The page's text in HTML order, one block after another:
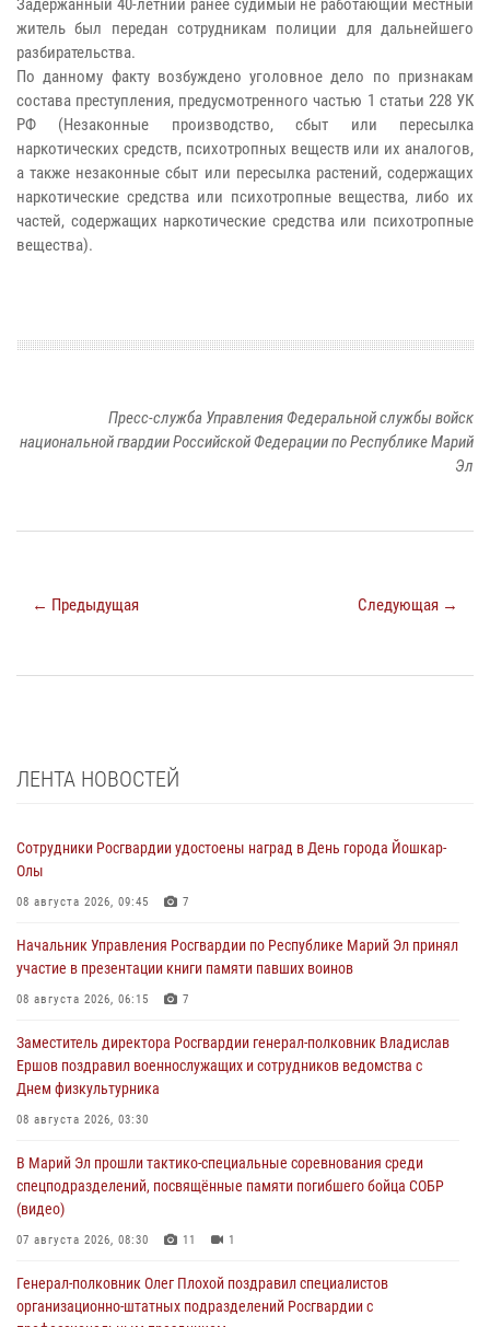
Задержанный 40-летний ранее судимый не работающий местный
житель был передан сотрудникам полиции для дальнейшего
разбирательства.
По данному факту возбуждено уголовное дело по признакам
состава преступления, предусмотренного частью 1 статьи 228 УК
РФ (Незаконные производство, сбыт или пересылка
наркотических средств, психотропных веществ или их аналогов,
а также незаконные сбыт или пересылка растений, содержащих
наркотические средства или психотропные вещества, либо их
частей, содержащих наркотические средства или психотропные
вещества).
Пресс-служба Управления Федеральной службы войск
национальной гвардии Российской Федерации по Республике Марий
Эл
← Предыдущая Следующая →
ЛЕНТА НОВОСТЕЙ
Сотрудники Росгвардии удостоены наград в День города Йошкар-
Олы
08 августа 2026, 09:45 7
Начальник Управления Росгвардии по Республике Марий Эл принял
участие в презентации книги памяти павших воинов
08 августа 2026, 06:15 7
Заместитель директора Росгвардии генерал-полковник Владислав
Ершов поздравил военнослужащих и сотрудников ведомства с
Днем физкультурника
08 августа 2026, 03:30
В Марий Эл прошли тактико-специальные соревнования среди
спецподразделений, посвящённые памяти погибшего бойца СОБР
(видео)
07 августа 2026, 08:30 11 1
Генерал-полковник Олег Плохой поздравил специалистов
организационно-штатных подразделений Росгвардии с